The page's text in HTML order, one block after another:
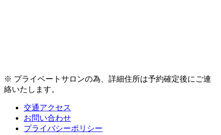
※ プライベートサロンの為、詳細住所は予約確定後にご連
絡いたします。
交通アクセス
お問い合わせ
プライバシーポリシー